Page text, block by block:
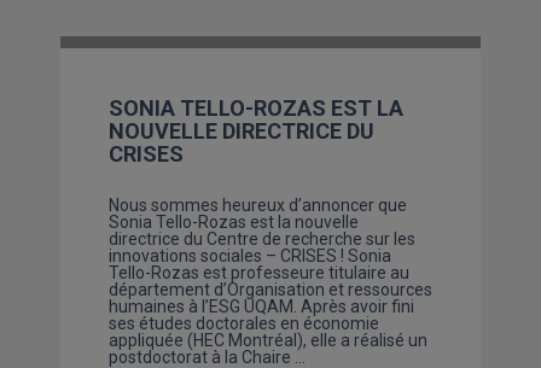
SONIA TELLO-ROZAS EST LA
NOUVELLE DIRECTRICE DU
CRISES
Nous sommes heureux d’annoncer que
Sonia Tello-Rozas est la nouvelle
directrice du Centre de recherche sur les
innovations sociales – CRISES ! Sonia
Tello-Rozas est professeure titulaire au
département d’Organisation et ressources
humaines à l’ESG UQAM. Après avoir fini
ses études doctorales en économie
appliquée (HEC Montréal), elle a réalisé un
postdoctorat à la Chaire …